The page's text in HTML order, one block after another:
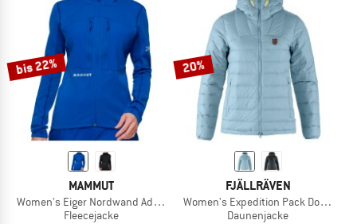
bis 22%
MAMMUT
Women's Eiger Nordwand Advanced ML Hooded Jacket
Fleecejacke
20%
FJÄLLRÄVEN
Women's Expedition Pack Down
Daunenjacke